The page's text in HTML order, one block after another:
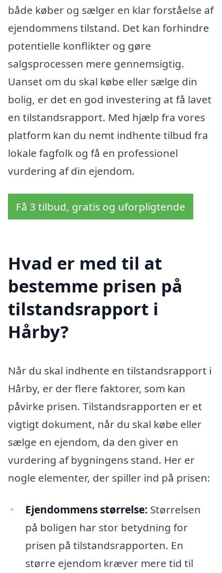
både køber og sælger en klar forståelse af
ejendommens tilstand. Det kan forhindre
potentielle konflikter og gøre
salgsprocessen mere gennemsigtig.
Uanset om du skal købe eller sælge din
bolig, er det en god investering at få lavet
en tilstandsrapport. Med hjælp fra vores
platform kan du nemt indhente tilbud fra
lokale fagfolk og få en professionel
vurdering af din ejendom.
Få 3 tilbud, gratis og uforpligtende
Hvad er med til at
bestemme prisen på
tilstandsrapport i
Hårby?
Når du skal indhente en tilstandsrapport i
Hårby, er der flere faktorer, som kan
påvirke prisen. Tilstandsrapporten er et
vigtigt dokument, når du skal købe eller
sælge en ejendom, da den giver en
vurdering af bygningens stand. Her er
nogle elementer, der spiller ind på prisen:
Ejendommens størrelse: Størrelsen
på boligen har stor betydning for
prisen på tilstandsrapporten. En
større ejendom kræver mere tid til